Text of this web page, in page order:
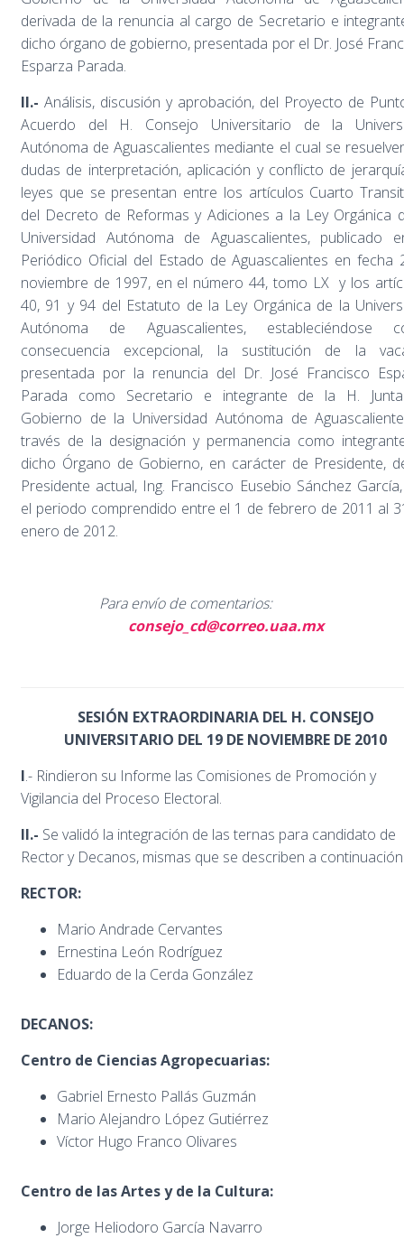
derivada de la renuncia al cargo de Secretario e
dicho órgano de gobierno, presentada por el Dr. José
Esparza Parada.
II.- Análisis, discusión y aprobación, del Proyecto de
Acuerdo del H. Consejo Universitario de la
Autónoma de Aguascalientes mediante el cual se
dudas de interpretación, aplicación y conflicto de
leyes que se presentan entre los artículos Cuarto
del Decreto de Reformas y Adiciones a la Ley Orgánica
Universidad Autónoma de Aguascalientes, publicado
Periódico Oficial del Estado de Aguascalientes en fecha
noviembre de 1997, en el número 44, tomo LX y los
40, 91 y 94 del Estatuto de la Ley Orgánica de la
Autónoma de Aguascalientes, estableciéndose
consecuencia excepcional, la sustitución de la
presentada por la renuncia del Dr. José Francisco
Parada como Secretario e integrante de la H.
Gobierno de la Universidad Autónoma de
través de la designación y permanencia como
dicho Órgano de Gobierno, en carácter de Presidente,
Presidente actual, Ing. Francisco Eusebio Sánchez
el periodo comprendido entre el 1 de febrero de 2011 al
enero de 2012.
Para envío de comentarios:
consejo_cd@correo.uaa.mx
SESIÓN EXTRAORDINARIA DEL H. CONSEJO
UNIVERSITARIO DEL 19 DE NOVIEMBRE DE 2010
I.- Rindieron su Informe las Comisiones de Promoción y
Vigilancia del Proceso Electoral.
II.- Se validó la integración de las ternas para candidato de
Rector y Decanos, mismas que se describen a
RECTOR:
Mario Andrade Cervantes
Ernestina León Rodríguez
Eduardo de la Cerda González
DECANOS:
Centro de Ciencias Agropecuarias:
Gabriel Ernesto Pallás Guzmán
Mario Alejandro López Gutiérrez
Víctor Hugo Franco Olivares
Centro de las Artes y de la Cultura:
Jorge Heliodoro García Navarro